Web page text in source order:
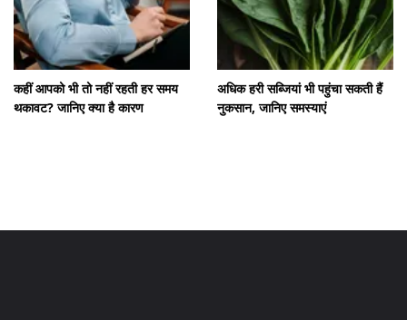
कहीं आपको भी तो नहीं रहती हर समय
थकावट? जानिए क्या है कारण
अधिक हरी सब्जियां भी पहुंचा सकती हैं
नुकसान, जानिए समस्याएं